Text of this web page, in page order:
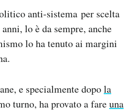
anti-sistema per scelta
lo è da sempre, anche
lo ha tenuto ai margini
e specialmente dopola
turno, ha provato a fareuna